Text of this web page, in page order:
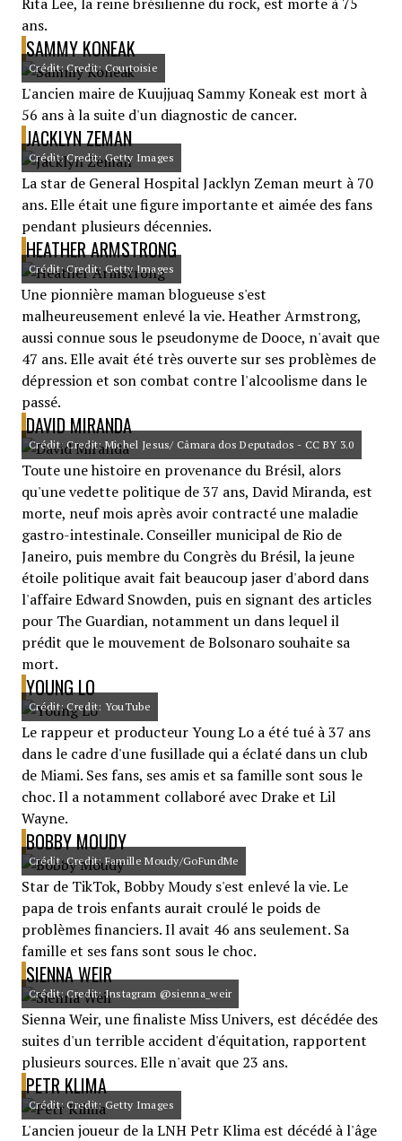
ans.
SAMMY KONEAK
Crédit: Credit: Courtoisie
L'ancien maire de Kuujjuaq Sammy Koneak est mort à
56 ans à la suite d'un diagnostic de cancer.
JACKLYN ZEMAN
Crédit: Credit: Getty Images
La star de General Hospital Jacklyn Zeman meurt à 70
ans. Elle était une figure importante et aimée des fans
pendant plusieurs décennies.
HEATHER ARMSTRONG
Crédit: Credit: Getty Images
Une pionnière maman blogueuse s'est
malheureusement enlevé la vie. Heather Armstrong,
aussi connue sous le pseudonyme de Dooce, n'avait que
47 ans. Elle avait été très ouverte sur ses problèmes de
dépression et son combat contre l'alcoolisme dans le
passé.
DAVID MIRANDA
Crédit: Credit: Michel Jesus/ Câmara dos Deputados - CC BY 3.0
Toute une histoire en provenance du Brésil, alors
qu'une vedette politique de 37 ans, David Miranda, est
morte, neuf mois après avoir contracté une maladie
gastro-intestinale. Conseiller municipal de Rio de
Janeiro, puis membre du Congrès du Brésil, la jeune
étoile politique avait fait beaucoup jaser d'abord dans
l'affaire Edward Snowden, puis en signant des articles
pour The Guardian, notamment un dans lequel il
prédit que le mouvement de Bolsonaro souhaite sa
mort.
YOUNG LO
Crédit: Credit: YouTube
Le rappeur et producteur Young Lo a été tué à 37 ans
dans le cadre d'une fusillade qui a éclaté dans un club
de Miami. Ses fans, ses amis et sa famille sont sous le
choc. Il a notamment collaboré avec Drake et Lil
Wayne.
BOBBY MOUDY
Crédit: Credit: Famille Moudy/GoFundMe
Star de TikTok, Bobby Moudy s'est enlevé la vie. Le
papa de trois enfants aurait croulé le poids de
problèmes financiers. Il avait 46 ans seulement. Sa
famille et ses fans sont sous le choc.
SIENNA WEIR
Crédit: Credit: Instagram @sienna_weir
Sienna Weir, une finaliste Miss Univers, est décédée des
suites d'un terrible accident d'équitation, rapportent
plusieurs sources. Elle n'avait que 23 ans.
PETR KLIMA
Crédit: Credit: Getty Images
L'ancien joueur de la LNH Petr Klima est décédé à l'âge